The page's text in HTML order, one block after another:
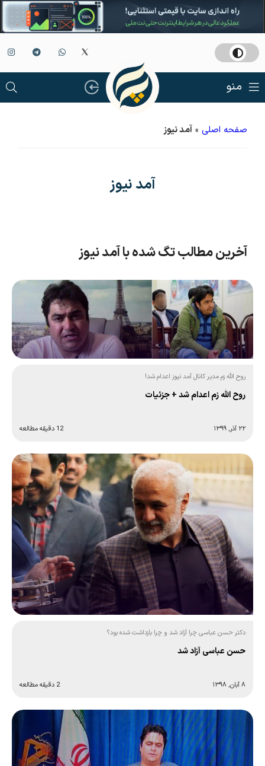
منو
صفحه اصلی » آمد نیوز
آمد نیوز
آخرین مطالب تگ شده با آمد نیوز
روح الله زم مدیر کانال آمد نیوز اعدام شد!
روح‌ الله زم اعدام شد + جزئیات
۲۲ آذر, ۱۳۹۹ 12 دقیقه مطالعه
دکتر حسن عباسی چرا آزاد شد و چرا بازداشت شده بود؟
حسن عباسی آزاد شد
۸ آبان, ۱۳۹۸ 2 دقیقه مطالعه